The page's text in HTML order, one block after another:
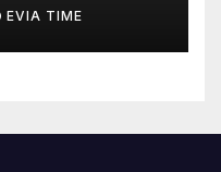
EVIA TIME